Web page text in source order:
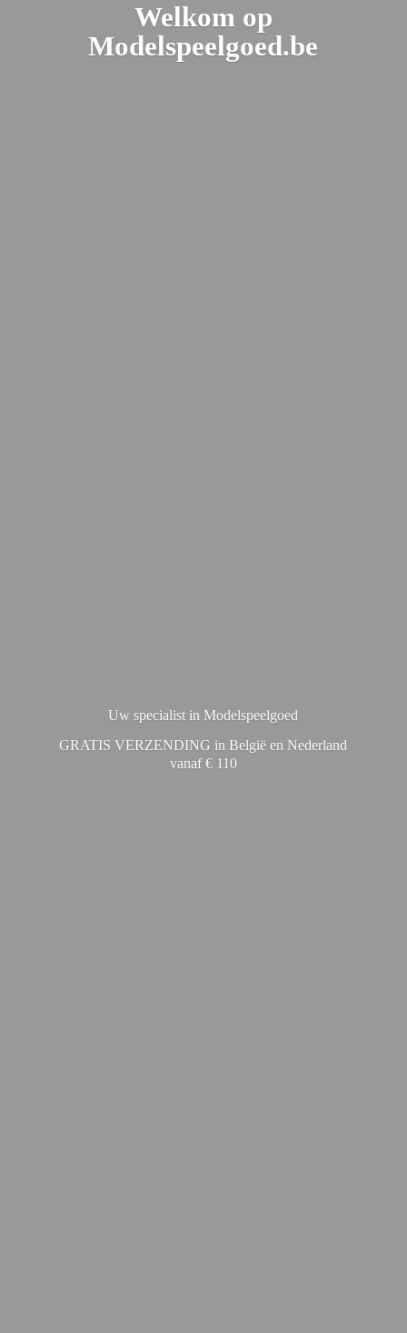
Welkom op
Modelspeelgoed.be
Uw specialist in Modelspeelgoed
GRATIS VERZENDING in België en Nederland
vanaf € 110